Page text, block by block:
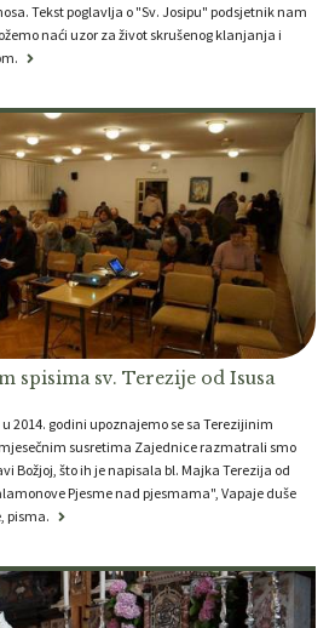
Tekst poglavlja o "Sv. Josipu" podsjetnik nam
naći uzor za život skrušenog klanjanja i
spisima sv. Terezije od Isusa
2014. godini upoznajemo se sa Terezijinim
susretima Zajednice razmatrali smo
Božjoj, što ih je napisala bl. Majka Terezija od
Pjesme nad pjesmama", Vapaje duše
pisma.